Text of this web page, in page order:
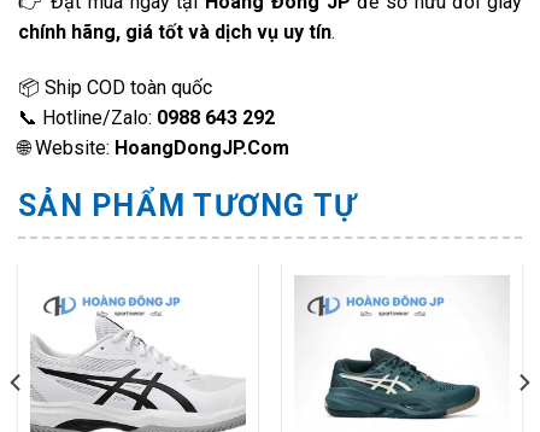
chính hãng, giá tốt và dịch vụ uy tín.
📦 Ship COD toàn quốc
📞 Hotline/Zalo: 0988 643 292
🌐 Website: HoangDongJP.Com
SẢN PHẨM TƯƠNG TỰ